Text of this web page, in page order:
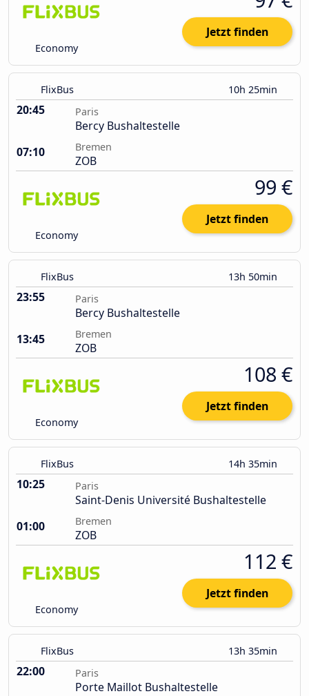
Economy
Jetzt finden
FlixBus 10h 25min
20:45 Paris
Bercy Bushaltestelle
07:10
Bremen
ZOB
Economy
99 €
Jetzt finden
FlixBus 13h 50min
23:55 Paris
Bercy Bushaltestelle
13:45
Bremen
ZOB
Economy
108 €
Jetzt finden
FlixBus 14h 35min
10:25 Paris
Saint-Denis Université Bushaltestelle
01:00
Bremen
ZOB
Economy
112 €
Jetzt finden
FlixBus 13h 35min
22:00 Paris
Porte Maillot Bushaltestelle